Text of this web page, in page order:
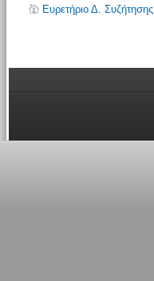
Ευρετήριο Δ. Συζήτησης